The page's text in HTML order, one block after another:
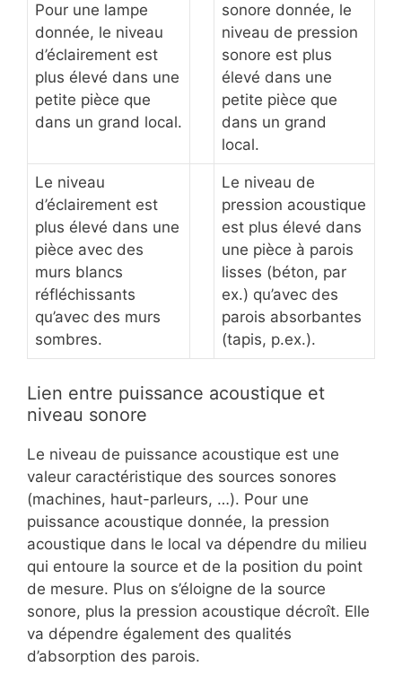
Pour une lampe
donnée, le niveau
d’éclairement est
plus élevé dans une
petite pièce que
dans un grand local.
sonore donnée, le
niveau de pression
sonore est plus
élevé dans une
petite pièce que
dans un grand
local.
Le niveau
d’éclairement est
plus élevé dans une
pièce avec des
murs blancs
réfléchissants
qu’avec des murs
sombres.
Le niveau de
pression acoustique
est plus élevé dans
une pièce à parois
lisses (béton, par
ex.) qu’avec des
parois absorbantes
(tapis, p.ex.).
Lien entre puissance acoustique et
niveau sonore
Le niveau de puissance acoustique est une
valeur caractéristique des sources sonores
(machines, haut-parleurs, …). Pour une
puissance acoustique donnée, la pression
acoustique dans le local va dépendre du milieu
qui entoure la source et de la position du point
de mesure. Plus on s’éloigne de la source
sonore, plus la pression acoustique décroît. Elle
va dépendre également des qualités
d’absorption des parois.